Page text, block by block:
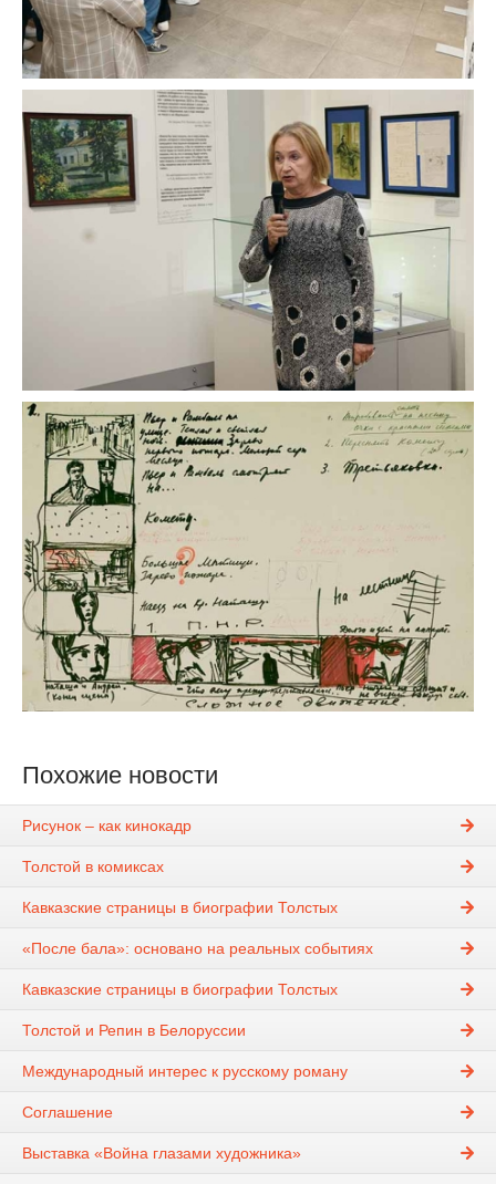
Похожие новости
Рисунок – как кинокадр
Толстой в комиксах
Кавказские страницы в биографии Толстых
«После бала»: основано на реальных событиях
Кавказские страницы в биографии Толстых
Толстой и Репин в Белоруссии
Международный интерес к русскому роману
Соглашение
Выставка «Война глазами художника»